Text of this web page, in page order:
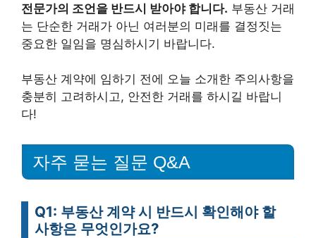
전문가의 조언을 반드시 받아야 합니다. 부동산 거래
는 단순한 거래가 아닌 여러분의 미래를 결정짓는
중요한 일임을 명심하시기 바랍니다.
부동산 계약에 임하기 전에 오늘 소개한 주의사항을
충분히 고려하시고, 안전한 거래를 하시길 바랍니
다!
자주 묻는 질문 Q&A
Q1: 부동산 계약 시 반드시 확인해야 할
사항은 무엇인가요?